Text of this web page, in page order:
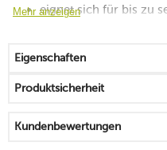
eignet sich für bis zu
für einen glanzvollen
geprägt von einer
Mehr anzeigen
Eigenschaften
Produktsicherheit
Kundenbewertungen